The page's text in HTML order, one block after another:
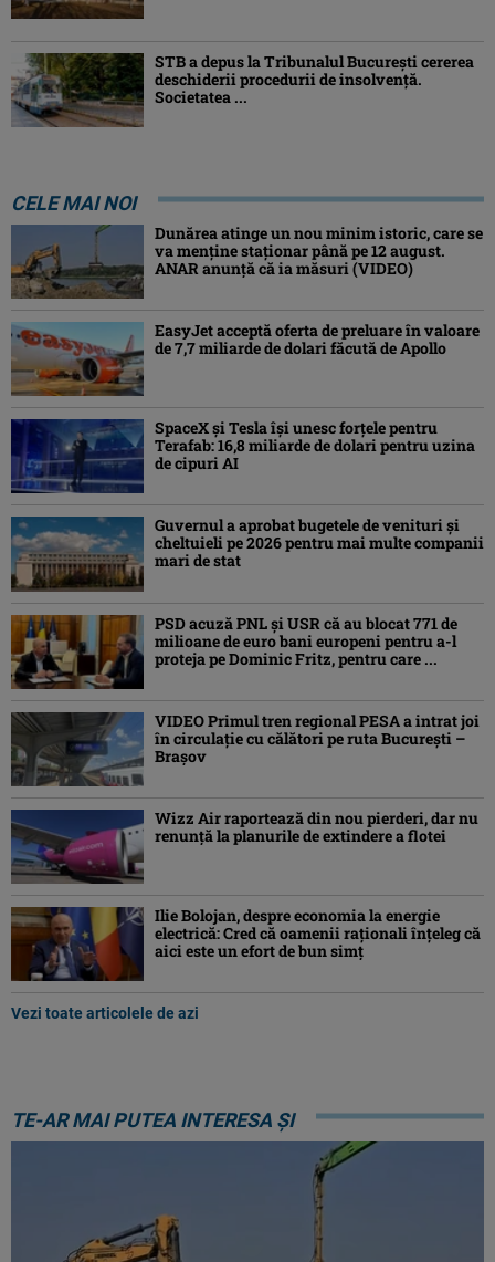
STB a depus la Tribunalul București cererea
deschiderii procedurii de insolvență.
Societatea ...
CELE MAI NOI
Dunărea atinge un nou minim istoric, care se
va menține staționar până pe 12 august.
ANAR anunță că ia măsuri (VIDEO)
EasyJet acceptă oferta de preluare în valoare
de 7,7 miliarde de dolari făcută de Apollo
SpaceX și Tesla își unesc forțele pentru
Terafab: 16,8 miliarde de dolari pentru uzina
de cipuri AI
Guvernul a aprobat bugetele de venituri și
cheltuieli pe 2026 pentru mai multe companii
mari de stat
PSD acuză PNL și USR că au blocat 771 de
milioane de euro bani europeni pentru a-l
proteja pe Dominic Fritz, pentru care ...
VIDEO Primul tren regional PESA a intrat joi
în circulație cu călători pe ruta București –
Brașov
Wizz Air raportează din nou pierderi, dar nu
renunță la planurile de extindere a flotei
Ilie Bolojan, despre economia la energie
electrică: Cred că oamenii raţionali înţeleg că
aici este un efort de bun simţ
Vezi toate articolele de azi
TE-AR MAI PUTEA INTERESA ȘI